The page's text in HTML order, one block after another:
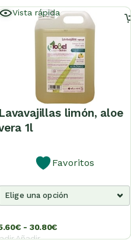
Vista rápida
lavavajillas limón, aloe
1l
Favoritos
€ - 30.80€
Añadir